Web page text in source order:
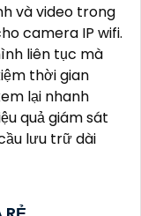
Ezviz,
có độ
nét và chất
Camera có
dụng di động,
mọi nơi.
báo âm
và video trong
camera IP wifi.
liên tục mà
thời gian
lại nhanh
quả giám sát
lưu trữ dài